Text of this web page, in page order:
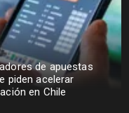
de apuestas
piden acelerar
en Chile